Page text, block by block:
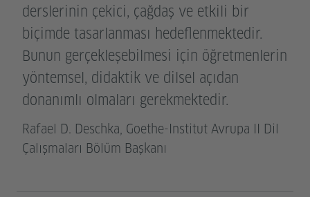
derslerinin çekici, çağdaş ve etkili bir
biçimde tasarlanması hedeflenmektedir.
Bunun gerçekleşebilmesi için öğretmenlerin
yöntemsel, didaktik ve dilsel açıdan
donanımlı olmaları gerekmektedir.
Rafael D. Deschka, Goethe-Institut Avrupa II Dil
Çalışmaları Bölüm Başkanı